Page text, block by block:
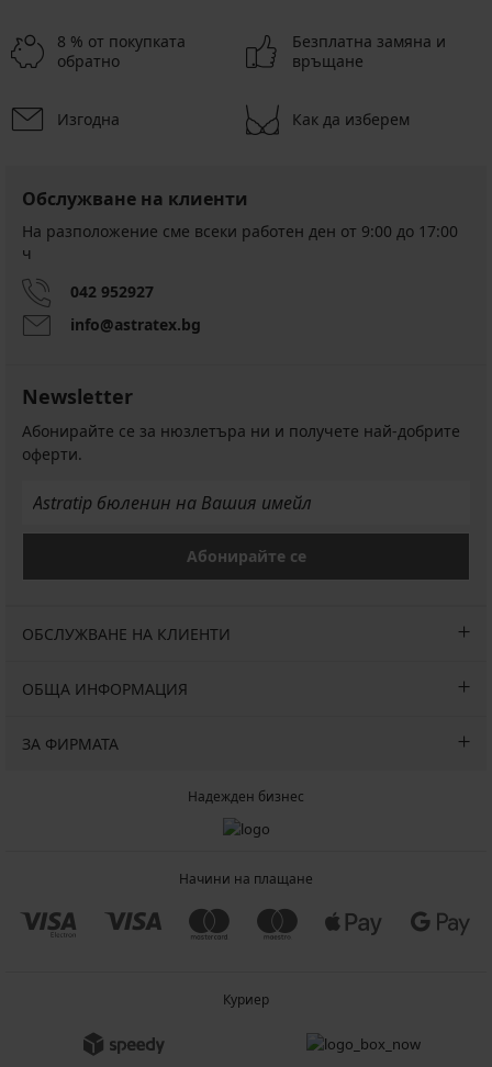
8 % от покупката
обратно
Безплатна замяна и
връщане
Изгодна Как да изберем
Обслужване на клиенти
На разположение сме всеки работен ден от 9:00 до 17:00
ч
042 952927
info@astratex.bg
Newsletter
Абонирайте се за нюзлетъра ни и получете най-добрите
оферти.
Абонирайте се
ОБСЛУЖВАНЕ НА КЛИЕНТИ
ОБЩА ИНФОРМАЦИЯ
ЗА ФИРМАТА
Надежден бизнес
Начини на плащане
Куриер